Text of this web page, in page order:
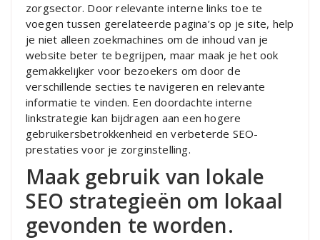
zorgsector. Door relevante interne links toe te
voegen tussen gerelateerde pagina’s op je site, help
je niet alleen zoekmachines om de inhoud van je
website beter te begrijpen, maar maak je het ook
gemakkelijker voor bezoekers om door de
verschillende secties te navigeren en relevante
informatie te vinden. Een doordachte interne
linkstrategie kan bijdragen aan een hogere
gebruikersbetrokkenheid en verbeterde SEO-
prestaties voor je zorginstelling.
Maak gebruik van lokale
SEO strategieën om lokaal
gevonden te worden.